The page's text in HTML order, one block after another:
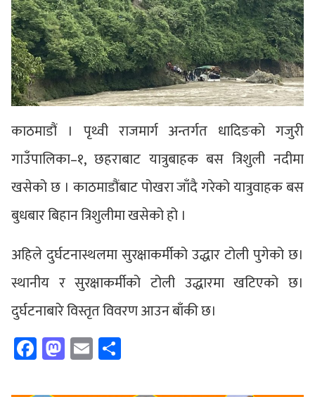
काठमाडौं । पृथ्वी राजमार्ग अन्तर्गत धादिङको गजुरी
गाउँपालिका–१, छहराबाट यात्रुबाहक बस त्रिशुली नदीमा
खसेको छ । काठमाडौंबाट पोखरा जाँदै गरेको यात्रुवाहक बस
बुधबार बिहान त्रिशुलीमा खसेको हो ।
अहिले दुर्घटनास्थलमा सुरक्षाकर्मीको उद्धार टोली पुगेको छ।
स्थानीय र सुरक्षाकर्मीको टोली उद्धारमा खटिएको छ।
दुर्घटनाबारे विस्तृत विवरण आउन बाँकी छ।
Facebook
Mastodon
Email